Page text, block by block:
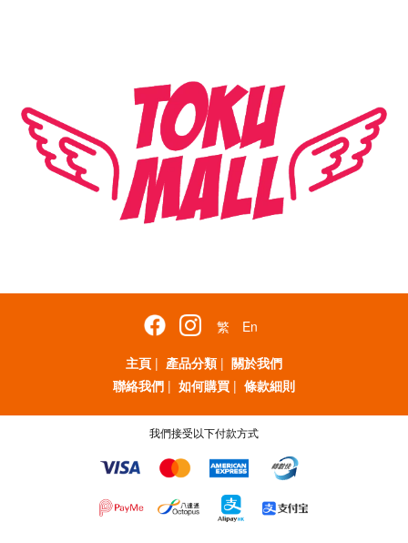
繁
En
主頁 | 產品分類 | 關於我們
聯絡我們 | 如何購買 | 條款細則
我們接受以下付款方式